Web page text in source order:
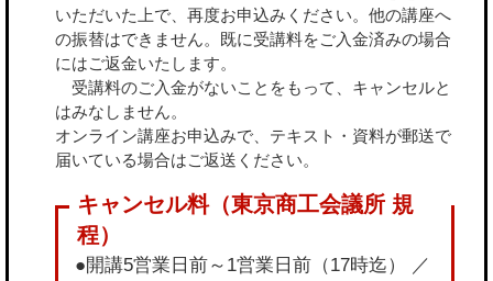
いただいた上で、再度お申込みください。他の講座へ
の振替はできません。既に受講料をご入金済みの場合
にはご返金いたします。
受講料のご入金がないことをもって、キャンセルと
はみなしません。
オンライン講座お申込みで、テキスト・資料が郵送で
届いている場合はご返送ください。
●開講5営業日前～1営業日前（17時迄） ／